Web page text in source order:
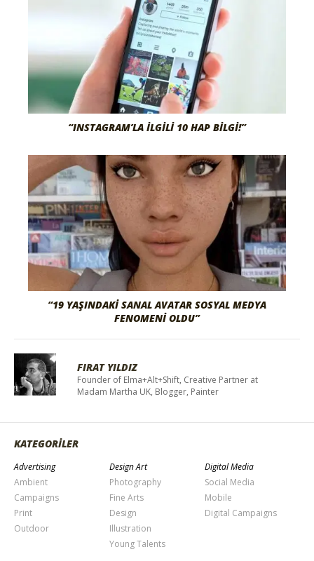
“INSTAGRAM’LA İLGILI 10 HAP BILGI!”
“19 YAŞINDAKI SANAL AVATAR SOSYAL MEDYA
FENOMENI OLDU”
FIRAT YILDIZ
Founder of Elma+Alt+Shift, Creative Partner at
Madam Martha UK, Blogger, Painter
KATEGORİLER
Advertising
Ambient
Campaigns
Print
Outdoor
Design Art
Photography
Fine Arts
Design
Illustration
Young Talents
Digital Media
Social Media
Mobile
Digital Campaigns